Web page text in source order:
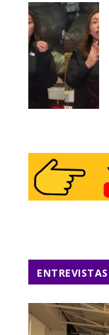
ENTREVISTAS